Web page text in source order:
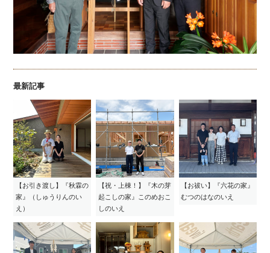
最新記事
【お引き渡し】『秋霖の
家』（しゅうりんのい
え）
【祝・上棟！】『木の芽
起こしの家』このめおこ
しのいえ
【お祓い】『六花の家』
むつのはなのいえ